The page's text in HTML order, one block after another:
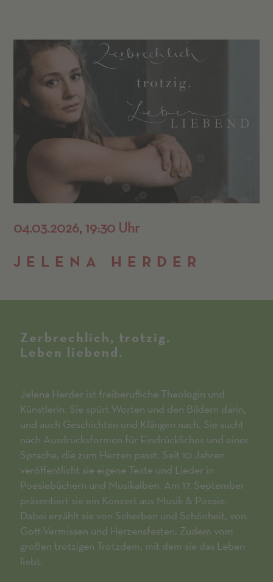
04.03.2026, 19:30 Uhr
JELENA HERDER
Zerbrechlich, trotzig.
Leben liebend.
Jelena Herder ist freiberufliche Theologin und
Künstlerin. Sie spürt Worten und den Bildern darin,
und auch Geschichten und Klängen nach. Sie sucht
nach Ausdrucksformen für Eindrückliches und einer
Sprache, die zum Herzen passt. Seit 10 Jahren
veröffentlicht sie eigene Texte und Lieder in
Poesiebüchern und Musikalben. Am 17. September
präsentiert sie ein Konzert aus Musik & Poesie.
Dabei erzählt sie von Scherben und Schönheit, von
Gott-Vermissen und Herzensfesten. Zudem vom
großen trotzigen Trotzdem, mit dem sie das Leben
liebt.